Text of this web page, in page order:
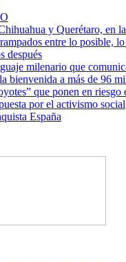
y Querétaro, en
entre lo posible,
después
milenario que
bienvenida a más de 96
que ponen en
por el activismo social
España